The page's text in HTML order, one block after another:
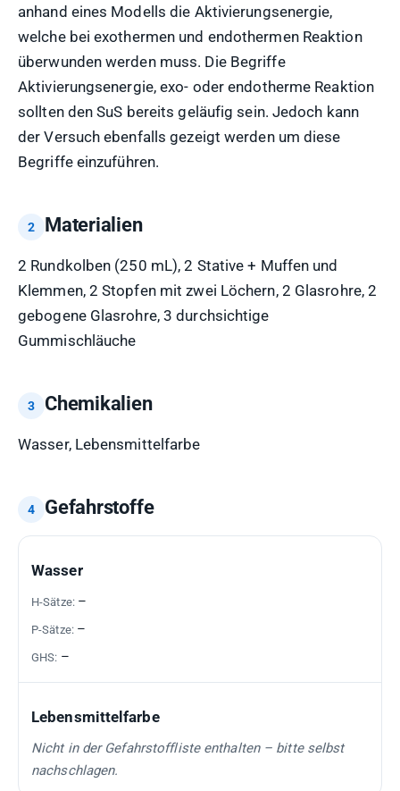
anhand eines Modells die Aktivierungsenergie,
welche bei exothermen und endothermen Reaktion
überwunden werden muss. Die Begriffe
Aktivierungsenergie, exo- oder endotherme Reaktion
sollten den SuS bereits geläufig sein. Jedoch kann
der Versuch ebenfalls gezeigt werden um diese
Begriffe einzuführen.
Materialien
2 Rundkolben (250 mL), 2 Stative + Muffen und
Klemmen, 2 Stopfen mit zwei Löchern, 2 Glasrohre, 2
gebogene Glasrohre, 3 durchsichtige
Gummischläuche
Chemikalien
Wasser, Lebensmittelfarbe
Gefahrstoffe
GEFAHRSTOFF
Wasser
–
–
–
Lebensmittelfarbe
Nicht in der Gefahrstoffliste enthalten – bitte selbst
nachschlagen.